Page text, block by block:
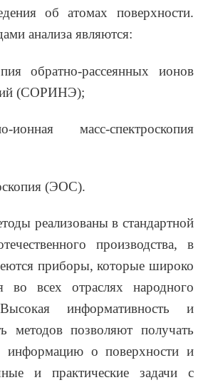
об атомах поверхности.
анализа являются:
обратно-рассеянных ионов
(СОРИНЭ);
масс-спектроскопия
(ЭОС).
реализованы в стандартной
производства, в
приборы, которые широко
во всех отраслях народного
информативность и
методов позволяют получать
информацию о поверхности и
и практические задачи с